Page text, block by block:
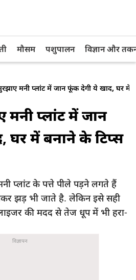
मौसम पशुपालन विज्ञान और
मनी प्लांट में जान फूंक देगी ये खाद, घर में
मनी प्लांट में जान
घर में बनाने के टिप्स
प्लांट के पत्ते पीले पड़ने लगते हैं
झड़ भी जाते है. लेकिन इसे सही
की मदद से तेज धूप में भी हरा-